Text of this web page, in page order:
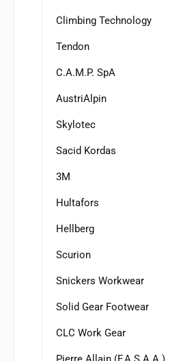
Climbing Technology
Tendon
C.A.M.P. SpA
AustriAlpin
Skylotec
Sacid Kordas
3M
Hultafors
Hellberg
Scurion
Snickers Workwear
Solid Gear Footwear
CLC Work Gear